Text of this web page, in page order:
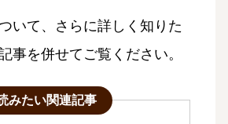
いて、さらに詳しく知りた
事を併せてご覧ください。
みたい関連記事